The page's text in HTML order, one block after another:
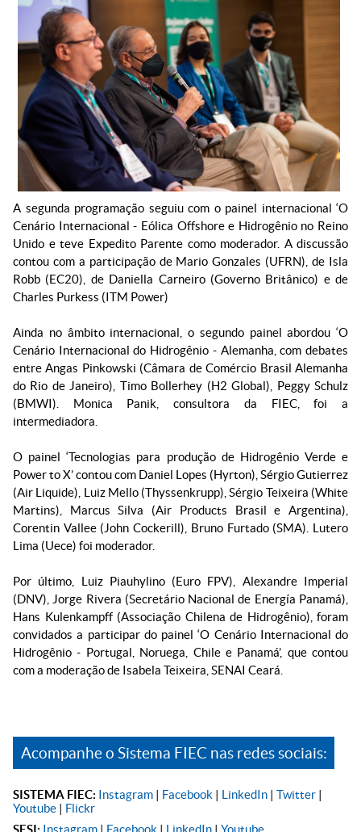
A segunda programação seguiu com o painel internacional ‘O
Cenário Internacional - Eólica Offshore e Hidrogênio no Reino
Unido e teve Expedito Parente como moderador. A discussão
contou com a participação de Mario Gonzales (UFRN), de Isla
Robb (EC20), de Daniella Carneiro (Governo Britânico) e de
Charles Purkess (ITM Power)
Ainda no âmbito internacional, o segundo painel abordou ‘O
Cenário Internacional do Hidrogênio - Alemanha, com debates
entre Angas Pinkowski (Câmara de Comércio Brasil Alemanha
do Rio de Janeiro), Timo Bollerhey (H2 Global), Peggy Schulz
(BMWI). Monica Panik, consultora da FIEC, foi a
intermediadora.
O painel ‘Tecnologias para produção de Hidrogênio Verde e
Power to X’ contou com Daniel Lopes (Hyrton), Sérgio Gutierrez
(Air Liquide), Luiz Mello (Thyssenkrupp), Sérgio Teixeira (White
Martins), Marcus Silva (Air Products Brasil e Argentina),
Corentin Vallee (John Cockerill), Bruno Furtado (SMA). Lutero
Lima (Uece) foi moderador.
Por último, Luiz Piauhylino (Euro FPV), Alexandre Imperial
(DNV), Jorge Rivera (Secretário Nacional de Energía Panamá),
Hans Kulenkampff (Associação Chilena de Hidrogênio), foram
convidados a participar do painel ‘O Cenário Internacional do
Hidrogênio - Portugal, Noruega, Chile e Panamá’, que contou
com a moderação de Isabela Teixeira, SENAI Ceará.
Acompanhe o Sistema FIEC nas redes sociais:
SISTEMA FIEC: Instagram | Facebook | LinkedIn | Twitter |
Youtube | Flickr